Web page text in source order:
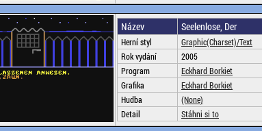
Název Seelenlose, Der
Herní styl
Graphic(Charset)/Text
Rok vydání
2005
Program
Eckhard Borkiet
Grafika
Eckhard Borkiet
Hudba
(None)
Detail
Stáhni si to